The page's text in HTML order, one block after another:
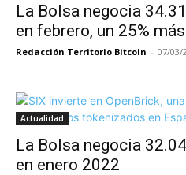
La Bolsa negocia
en febrero, un 25%
Redacción Territorio Bitcoin - 07/03/
Actualidad
La Bolsa negocia
en enero 2022